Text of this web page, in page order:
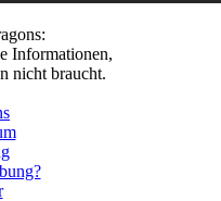
Informationen,
nicht braucht.